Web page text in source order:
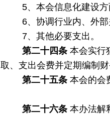
5、本会信息化建设
6、协调行业内、外
7、其他必要支出。
第二十四条 本会实行
取、支出会费并定期编制
第二十五条 本会的会
第二十六条 本办法解